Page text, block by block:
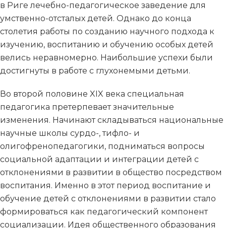
в Риге лечебно-педагогическое заведение для
умственно-отсталых детей. Однако до конца
столетия работы по созданию научного подхода к
изучению, воспитанию и обучению особых детей
велись неравномерно. Наибольшие успехи были
достигнуты в работе с глухонемыми детьми.
Во второй половине XIX века специальная
педагогика претерпевает значительные
изменения. Начинают складываться национальные
научные школы сурдо-, тифло- и
олигофренопедагогики, подниматься вопросы
социальной адаптации и интеграции детей с
отклонениями в развитии в общество посредством
воспитания. Именно в этот период воспитание и
обучение детей с отклонениями в развитии стало
формироваться как педагогический компонент
социализации. Идея общественного образования